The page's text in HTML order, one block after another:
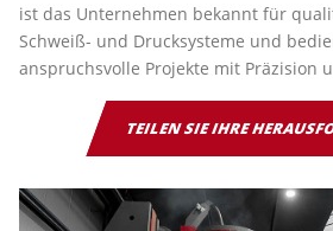
ist das Unternehmen bekannt für
Schweiß- und Drucksysteme und
anspruchsvolle Projekte mit Präzision
TEILEN SIE IHRE